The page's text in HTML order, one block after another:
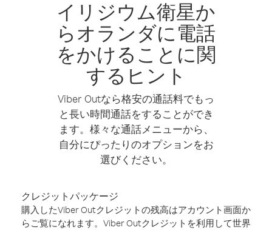
イリジウム衛星か
らオランダに電話
をかけることに関
するヒント
Viber Outなら格安の通話料でもっ
と長い時間通話をすることができ
ます。様々な通話メニューから、
自分にぴったりのオプションをお
選びください。
クレジットパッケージ
購入したViber Outクレジットの残高はアカウント画面か
らご覧になれます。Viber Outクレジットを利用して世界